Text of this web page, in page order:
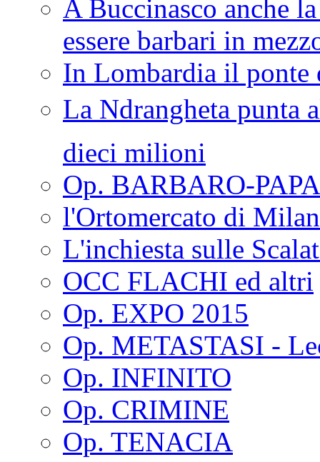
A Buccinasco anche
essere barbari in
In Lombardia il ponte
La Ndrangheta
dieci milioni
Op. BARBARO-
l'Ortomercato di
L'inchiesta sulle
OCC FLACHI ed altri
Op. EXPO 2015
Op. METASTASI -
Op. INFINITO
Op. CRIMINE
Op. TENACIA